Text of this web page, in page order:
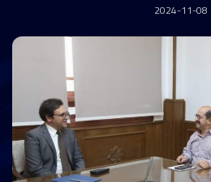
2024-11-08